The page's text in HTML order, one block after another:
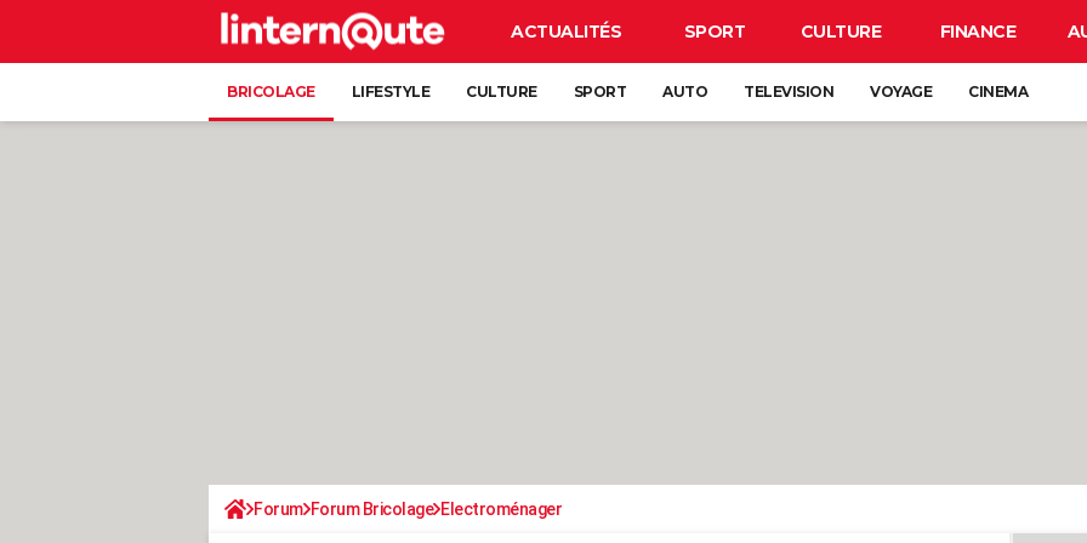
ACTUALITÉS SPORT CULTURE FINANCE
BRICOLAGE LIFESTYLE CULTURE SPORT AUTO TELEVISION VOYAGE CINEMA
Forum Forum Bricolage Electroménager